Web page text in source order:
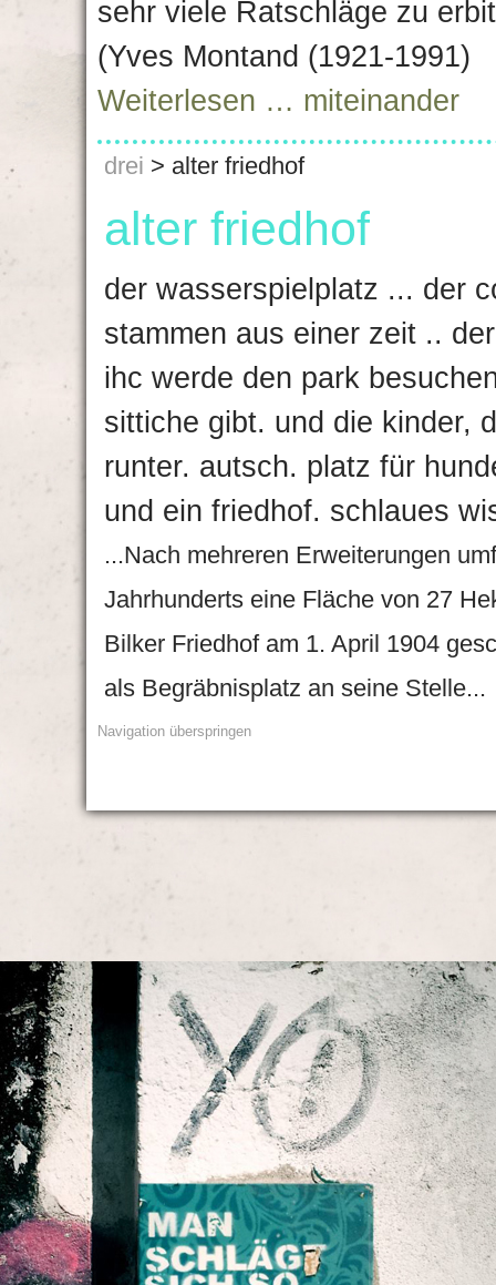
sehr viele Ratschläge zu
(Yves Montand (1921-1991)
Weiterlesen … miteinander
drei > alter friedhof
alter friedhof
der wasserspielplatz ... der
stammen aus einer zeit ..
ihc werde den park
sittiche gibt. und die kinder,
runter. autsch. platz für
und ein friedhof. schlaues
...Nach mehreren Erweiterungen
Jahrhunderts eine Fläche von 27
Bilker Friedhof am 1. April 1904
als Begräbnisplatz an seine Stelle...
Navigation überspringen